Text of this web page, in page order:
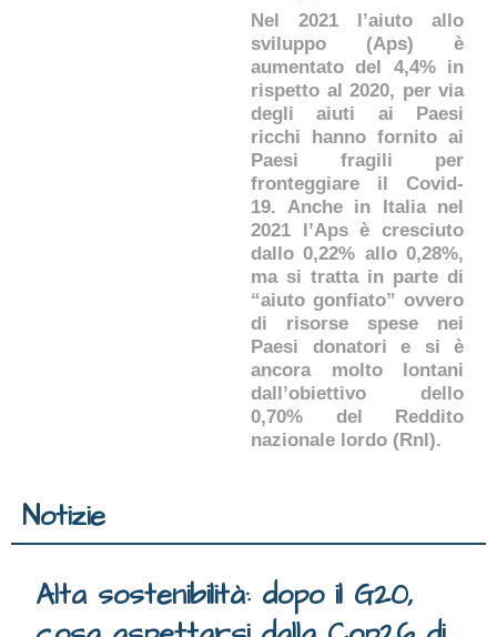
Nel 2021 l’aiuto allo
sviluppo (Aps) è
aumentato del 4,4% in
rispetto al 2020, per via
degli aiuti ai Paesi
ricchi hanno fornito ai
Paesi fragili per
fronteggiare il Covid-
19. Anche in Italia nel
2021 l’Aps è cresciuto
dallo 0,22% allo 0,28%,
ma si tratta in parte di
“aiuto gonfiato” ovvero
di risorse spese nei
Paesi donatori e si è
ancora molto lontani
dall’obiettivo dello
0,70% del Reddito
nazionale lordo (Rnl).
Notizie
Alta sostenibilità: dopo il G20,